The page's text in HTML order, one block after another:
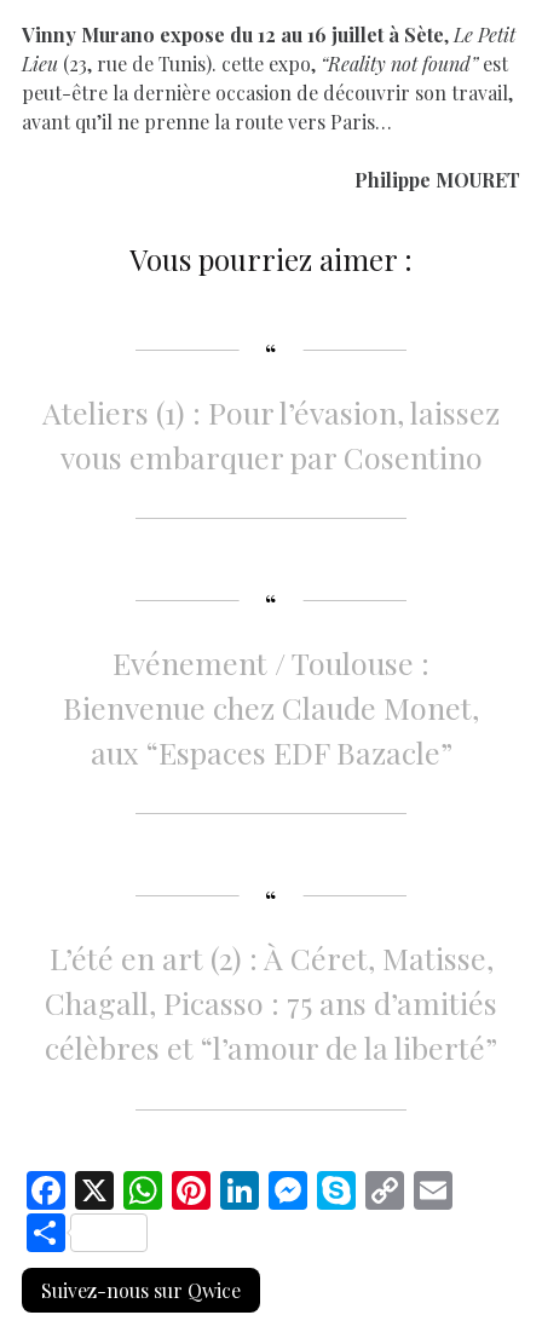
Vinny Murano expose du 12 au 16 juillet à Sète, Le Petit
Lieu (23, rue de Tunis). cette expo, “Reality not found”est
peut-être la dernière occasion de découvrir son travail,
avant qu’il ne prenne la route vers Paris…
Philippe MOURET
Vous pourriez aimer :
Ateliers (1) : Pour l’évasion, laissez
vous embarquer par Cosentino
Evénement / Toulouse :
Bienvenue chez Claude Monet,
aux “Espaces EDF Bazacle”
L’été en art (2) : À Céret, Matisse,
Chagall, Picasso : 75 ans d’amitiés
célèbres et “l’amour de la liberté”
F
ac
e
b
X W
at
s
Pi
er
es
Li
k
e
M S C
S
h
ar
Suivez-nous sur Qwice